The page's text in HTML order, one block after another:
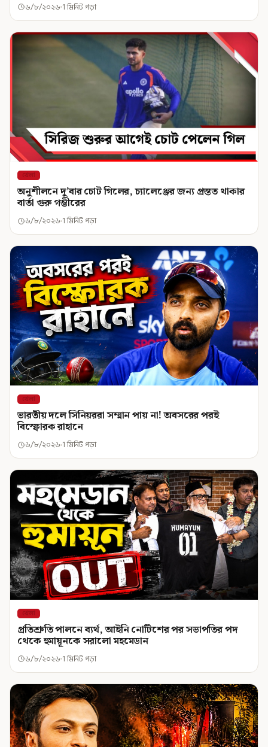
৬/৮/২০২৬ 1 মিনিট পড়া
খেলা
অনুশীলনে দু’বার চোট গিলের, চ্যালেঞ্জের জন্য প্রস্তত থাকার
বার্তা গুরু গম্ভীরের
৬/৮/২০২৬ 1 মিনিট পড়া
খেলা
ভারতীয় দলে সিনিয়ররা সম্মান পায় না! অবসরের পরই
বিস্ফোরক রাহানে
৬/৮/২০২৬ 1 মিনিট পড়া
খেলা
প্রতিশ্রুতি পালনে ব্যর্থ, আইনি নোটিশের পর সভাপতির পদ
থেকে হুমায়ূনকে সরালো মহমেডান
৬/৮/২০২৬ 1 মিনিট পড়া